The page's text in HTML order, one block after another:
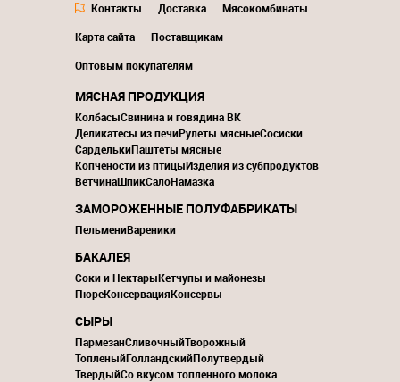
Контакты
Доставка
Мясокомбинаты
Карта сайта
Поставщикам
Оптовым покупателям
МЯСНАЯ ПРОДУКЦИЯ
КолбасыСвинина и говядина ВК
Деликатесы из печиРулеты мясныеСосиски
СарделькиПаштеты мясные
Копчёности из птицыИзделия из субпродуктов
ВетчинаШпикСалоНамазка
ЗАМОРОЖЕННЫЕ ПОЛУФАБРИКАТЫ
ПельмениВареники
БАКАЛЕЯ
Соки и НектарыКетчупы и майонезы
ПюреКонсервацияКонсервы
СЫРЫ
ПармезанСливочныйТворожный
ТопленыйГолландскийПолутвердый
ТвердыйСо вкусом топленного молока